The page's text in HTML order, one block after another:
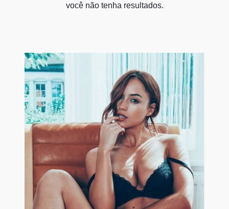
você não tenha resultados.